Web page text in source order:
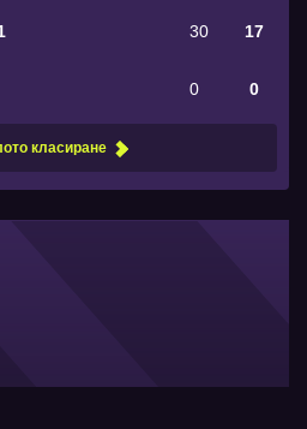
30 17
0 0
класиране